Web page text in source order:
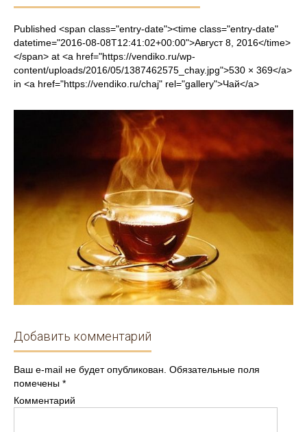
Published <span class="entry-date"><time class="entry-date"
datetime="2016-08-08T12:41:02+00:00">Август 8, 2016</time>
</span> at <a href="https://vendiko.ru/wp-
content/uploads/2016/05/1387462575_chay.jpg">530 × 369</a>
in <a href="https://vendiko.ru/chaj" rel="gallery">Чай</a>
Добавить комментарий
Ваш e-mail не будет опубликован. Обязательные поля
помечены *
Комментарий